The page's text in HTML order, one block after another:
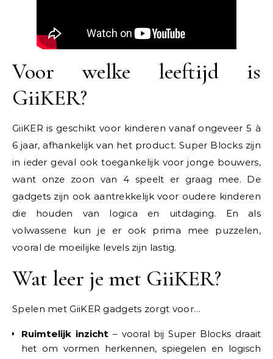
Voor welke leeftijd is
GiiKER?
GiiKER is geschikt voor kinderen vanaf ongeveer 5 à
6 jaar, afhankelijk van het product. Super Blocks zijn
in ieder geval ook toegankelijk voor jonge bouwers,
want onze zoon van 4 speelt er graag mee. De
gadgets zijn ook aantrekkelijk voor oudere kinderen
die houden van logica en uitdaging. En als
volwassene kun je er ook prima mee puzzelen,
vooral de moeilijke levels zijn lastig.
Wat leer je met GiiKER?
Spelen met GiiKER gadgets zorgt voor…
Ruimtelijk inzicht– vooral bij Super Blocks draait
het om vormen herkennen, spiegelen en logisch